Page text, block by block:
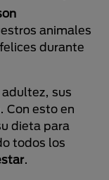
animales
durante
sus
Con esto en
dieta para
todos los
.